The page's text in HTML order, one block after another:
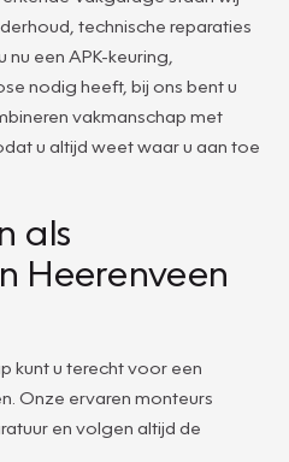
technische reparaties
een APK-keuring,
nodig heeft, bij ons bent u
vakmanschap met
u altijd weet waar u aan toe
als
Heerenveen
kunt u terecht voor een
Onze ervaren monteurs
en volgen altijd de